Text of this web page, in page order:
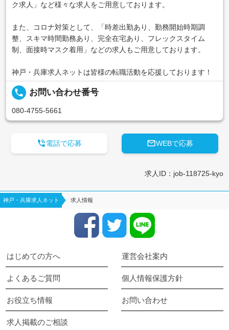
ク求人」など様々な求人をご用意しております。
また、コロナ対策として、「時差出勤あり、勤務開始時期調
整、スキマ時間勤務あり、完全在宅あり、フレックスタイム
制、面接時マスク着用」などの求人もご用意しております。
神戸・兵庫求人ネットは皆様の転職活動を応援しております！
local_phone お問い合わせ番号
080-4755-5661
WEBで応募
電話で応募
求人ID：job-118725-kyo
神戸・兵庫求人ネット 求人情報
はじめての方へ 運営会社案内
よくあるご質問 個人情報保護方針
お役立ち情報 お問い合わせ
求人掲載のご相談